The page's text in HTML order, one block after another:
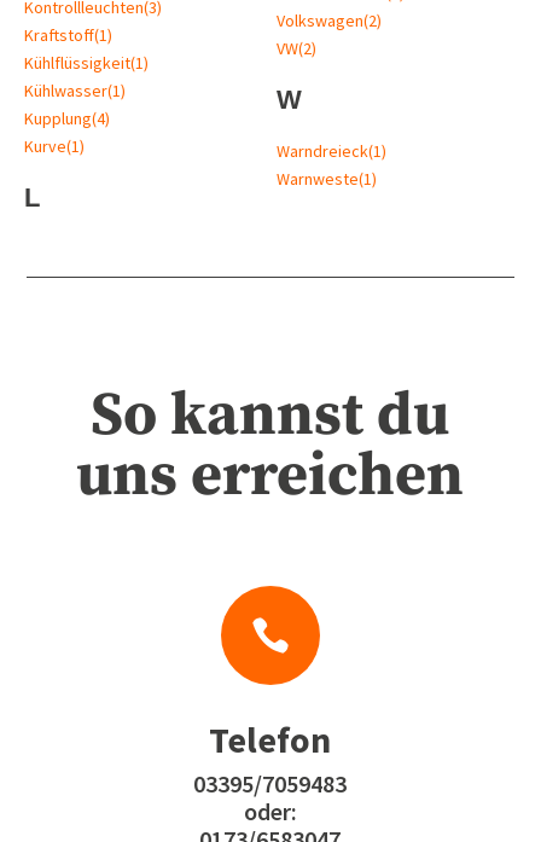
Kontrollleuchten(3)
Kraftstoff(1)
Kühlflüssigkeit(1)
Kühlwasser(1)
Kupplung(4)
Kurve(1)
L
Volkswagen(2)
VW(2)
W
Warndreieck(1)
Warnweste(1)
So kannst du
uns erreichen

Telefon
03395/7059483
oder: